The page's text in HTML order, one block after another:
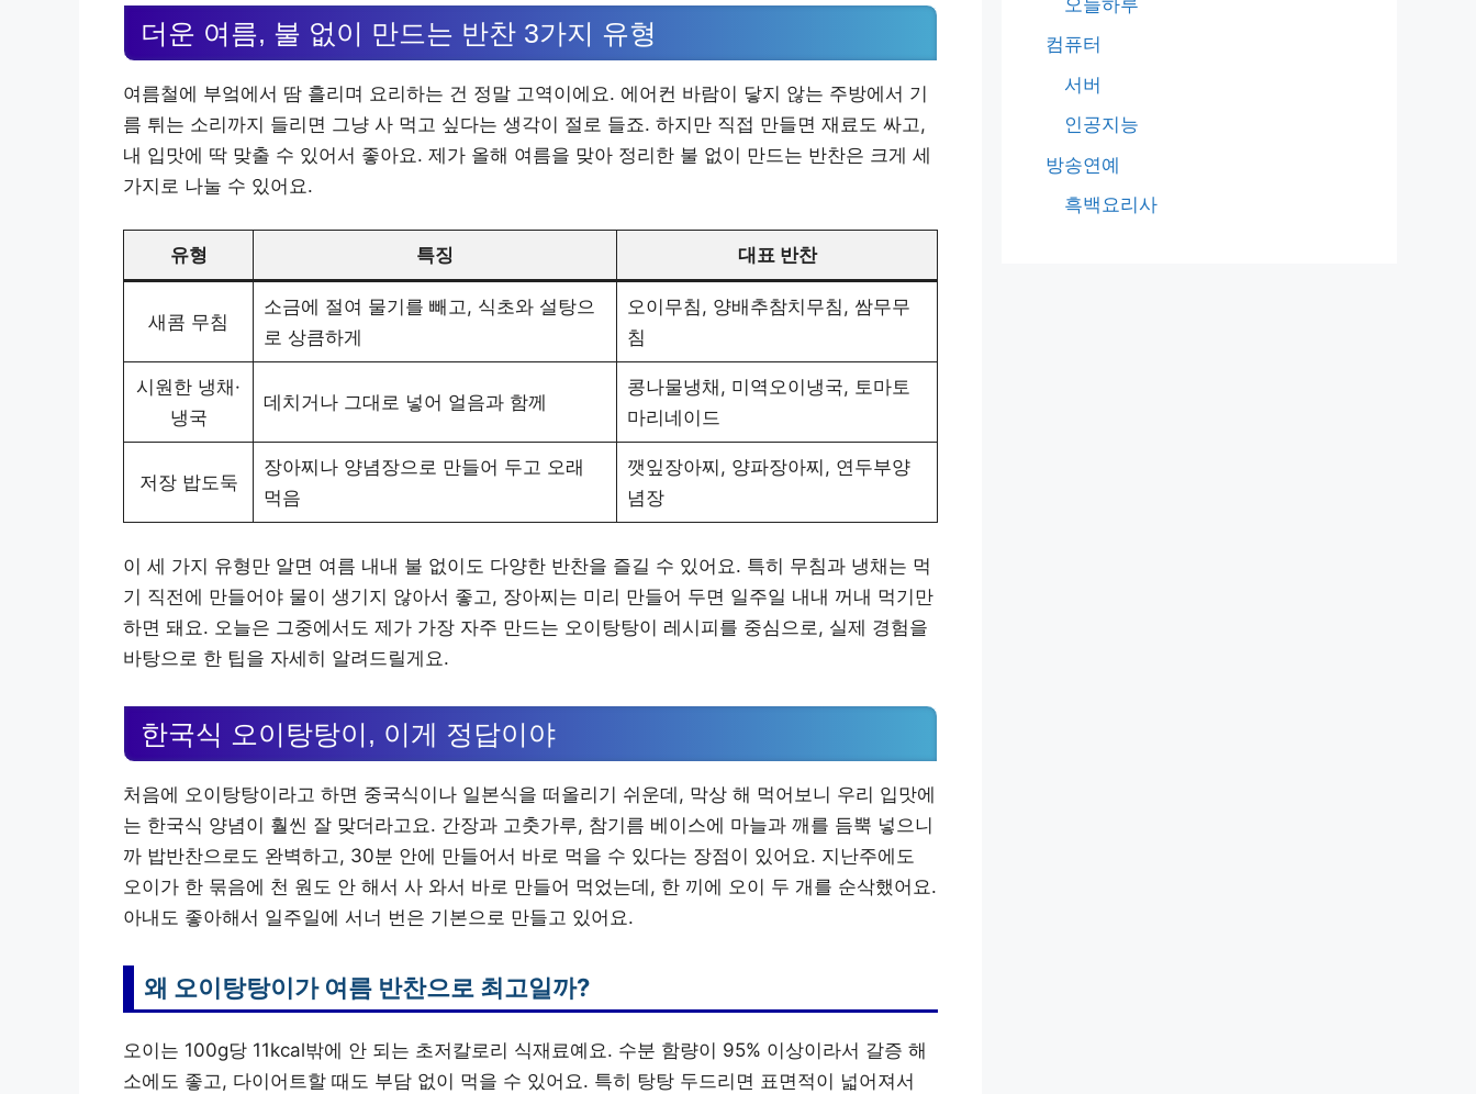
더운 여름, 불 없이 만드는 반찬 3가지 유형
여름철에 부엌에서 땀 흘리며 요리하는 건 정말 고역이에요. 에어컨 바람이 닿지 않는 주방에서 기
름 튀는 소리까지 들리면 그냥 사 먹고 싶다는 생각이 절로 들죠. 하지만 직접 만들면 재료도 싸고,
내 입맛에 딱 맞출 수 있어서 좋아요. 제가 올해 여름을 맞아 정리한 불 없이 만드는 반찬은 크게 세
가지로 나눌 수 있어요.
유형 특징 대표 반찬
새콤 무침
소금에 절여 물기를 빼고, 식초와 설탕으
로 상큼하게
오이무침, 양배추참치무침, 쌈무무
침
시원한 냉채·
냉국
데치거나 그대로 넣어 얼음과 함께
콩나물냉채, 미역오이냉국, 토마토
마리네이드
저장 밥도둑
장아찌나 양념장으로 만들어 두고 오래
먹음
깻잎장아찌, 양파장아찌, 연두부양
념장
이 세 가지 유형만 알면 여름 내내 불 없이도 다양한 반찬을 즐길 수 있어요. 특히 무침과 냉채는 먹
기 직전에 만들어야 물이 생기지 않아서 좋고, 장아찌는 미리 만들어 두면 일주일 내내 꺼내 먹기만
하면 돼요. 오늘은 그중에서도 제가 가장 자주 만드는 오이탕탕이 레시피를 중심으로, 실제 경험을
바탕으로 한 팁을 자세히 알려드릴게요.
한국식 오이탕탕이, 이게 정답이야
처음에 오이탕탕이라고 하면 중국식이나 일본식을 떠올리기 쉬운데, 막상 해 먹어보니 우리 입맛에
는 한국식 양념이 훨씬 잘 맞더라고요. 간장과 고춧가루, 참기름 베이스에 마늘과 깨를 듬뿍 넣으니
까 밥반찬으로도 완벽하고, 30분 안에 만들어서 바로 먹을 수 있다는 장점이 있어요. 지난주에도
오이가 한 묶음에 천 원도 안 해서 사 와서 바로 만들어 먹었는데, 한 끼에 오이 두 개를 순삭했어요.
아내도 좋아해서 일주일에 서너 번은 기본으로 만들고 있어요.
왜 오이탕탕이가 여름 반찬으로 최고일까?
오이는 100g당 11kcal밖에 안 되는 초저칼로리 식재료예요. 수분 함량이 95% 이상이라서 갈증 해
소에도 좋고, 다이어트할 때도 부담 없이 먹을 수 있어요. 특히 탕탕 두드리면 표면적이 넓어져서
컴퓨터
서버
인공지능
방송연예
흑백요리사